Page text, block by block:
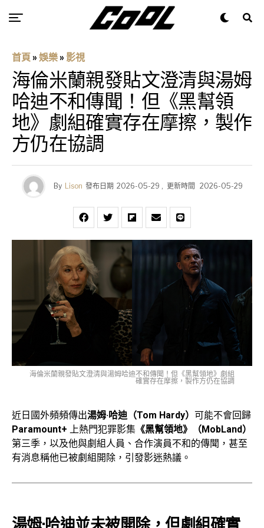
首頁 » 娛樂 » 影視
海倫米蘭親發貼文澄清與湯姆
哈迪不和傳聞！但《黑幫領
地》劇組確實存在摩擦，製作
方仍在協調
By Lison 發布日期 2026-05-29 , 更新時間 2026-05-29
海倫米蘭親發貼文澄清與湯姆哈迪不和傳聞！但《黑幫領地》劇組
確實存在摩擦，製作方仍在協調
近日國外頻頻傳出湯姆·哈迪（Tom Hardy） 可能不會回歸
Paramount+ 上熱門犯罪影集 《黑幫領地》（MobLand）
第三季，以及他與劇組人員、合作演員不和的傳聞，甚至
有消息稱他已被劇組開除，引發影迷熱議。
湯姆·哈迪並未被開除，但劇組確實